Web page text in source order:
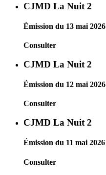
CJMD La Nuit 2
Émission du 13 mai 2026
Consulter
CJMD La Nuit 2
Émission du 12 mai 2026
Consulter
CJMD La Nuit 2
Émission du 11 mai 2026
Consulter